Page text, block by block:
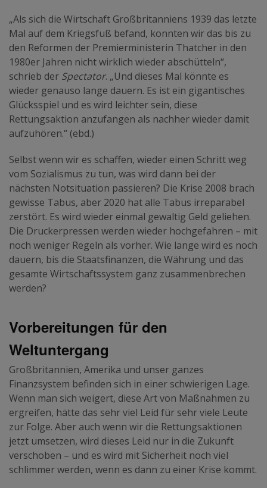
„Als sich die Wirtschaft Großbritanniens 1939 das letzte
Mal auf dem Kriegsfuß befand, konnten wir das bis zu
den Reformen der Premierministerin Thatcher in den
1980er Jahren nicht wirklich wieder abschütteln“,
schrieb der Spectator. „Und dieses Mal könnte es
wieder genauso lange dauern. Es ist ein gigantisches
Glücksspiel und es wird leichter sein, diese
Rettungsaktion anzufangen als nachher wieder damit
aufzuhören.“ (ebd.)
Selbst wenn wir es schaffen, wieder einen Schritt weg
vom Sozialismus zu tun, was wird dann bei der
nächsten Notsituation passieren? Die Krise 2008 brach
gewisse Tabus, aber 2020 hat alle Tabus irreparabel
zerstört. Es wird wieder einmal gewaltig Geld geliehen.
Die Druckerpressen werden wieder hochgefahren – mit
noch weniger Regeln als vorher. Wie lange wird es noch
dauern, bis die Staatsfinanzen, die Währung und das
gesamte Wirtschaftssystem ganz zusammenbrechen
werden?
Vorbereitungen für den
Weltuntergang
Großbritannien, Amerika und unser ganzes
Finanzsystem befinden sich in einer schwierigen Lage.
Wenn man sich weigert, diese Art von Maßnahmen zu
ergreifen, hätte das sehr viel Leid für sehr viele Leute
zur Folge. Aber auch wenn wir die Rettungsaktionen
jetzt umsetzen, wird dieses Leid nur in die Zukunft
verschoben – und es wird mit Sicherheit noch viel
schlimmer werden, wenn es dann zu einer Krise kommt.